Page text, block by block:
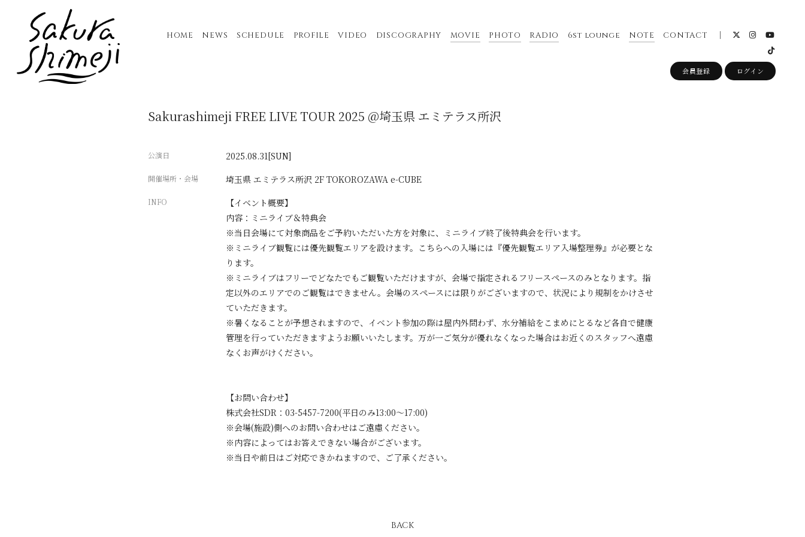
HOME NEWS SCHEDULE PROFILE VIDEO DISCOGRAPHY MOVIE PHOTO RADIO 6st lounge NOTE CONTACT
会員登録 ログイン
Sakurashimeji FREE LIVE TOUR 2025 @埼玉県 エミテラス所沢
公演日 2025.08.31[SUN]
開催場所・会場 埼玉県 エミテラス所沢 2F TOKOROZAWA e-CUBE
INFO
【イベント概要】
内容：ミニライブ＆特典会
※当日会場にて対象商品をご予約いただいた方を対象に、ミニライブ終了後特典会を行います。
※ミニライブ観覧には優先観覧エリアを設けます。こちらへの入場には『優先観覧エリア入場整理券』が必要とな
ります。
※ミニライブはフリーでどなたでもご観覧いただけますが、会場で指定されるフリースペースのみとなります。指
定以外のエリアでのご観覧はできません。会場のスペースには限りがございますので、状況により規制をかけさせ
ていただきます。
※暑くなることが予想されますので、イベント参加の際は屋内外問わず、水分補給をこまめにとるなど各自で健康
管理を行っていただきますようお願いいたします。万が一ご気分が優れなくなった場合はお近くのスタッフへ遠慮
なくお声がけください。
【お問い合わせ】
株式会社SDR：03-5457-7200(平日のみ13:00〜17:00)
※会場(施設)側へのお問い合わせはご遠慮ください。
※内容によってはお答えできない場合がございます。
※当日や前日はご対応できかねますので、ご了承ください。
BACK